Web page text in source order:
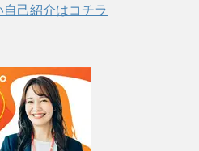
自己紹介はコチラ